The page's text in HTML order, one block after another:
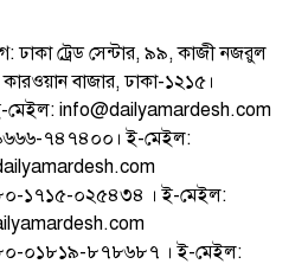
ঢাকা ট্রেড সেন্টার, ৯৯, কাজী নজরুল
বাজার, ঢাকা-১২১৫।
info@dailyamardesh.com
৭৪৭৪০০। ই-মেইল:
১৭১৫-০২৫৪৩৪ । ই-মেইল:
০১৮১৯-৮৭৮৬৮৭ । ই-মেইল: